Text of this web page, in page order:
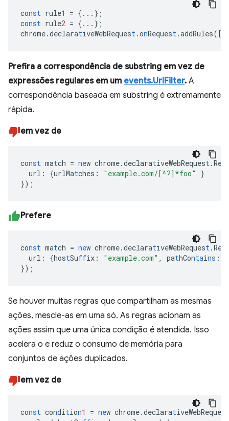
const rule1 = { ... } ;
const rule2 = { ... } ;
chrome.declarativeWebRequest.onRequest.addRules( [
Prefira a correspondência de substring em vez de
expressões regulares em um events.UrlFilter. A
correspondência baseada em substring é extremamente
rápida.
em vez de
const match = new chrome.declarativeWebRequest
url : {urlMatches : "example.com/[^?]*foo"
}
});
Prefere
const match = new chrome.declarativeWebRequest
url : {hostSuffix : "example.com" , pathContains :
});
Se houver muitas regras que compartilham as mesmas
ações, mescle-as em uma só. As regras acionam as
ações assim que uma única condição é atendida. Isso
acelera o e reduz o consumo de memória para
conjuntos de ações duplicados.
em vez de
const condition1 = new chrome.declarativeWebReques